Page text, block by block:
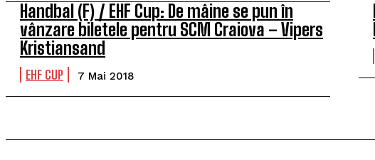
Handbal (F) / EHF Cup: De mâine se pun în
vânzare biletele pentru SCM Craiova – Vipers
Kristiansand
EHF CUP 7 Mai 2018